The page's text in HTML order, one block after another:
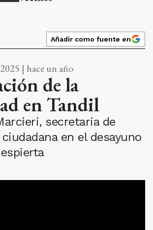
Añadir como fuente en
| hace un año
de la
en Tandil
secretaria de
en el desayuno